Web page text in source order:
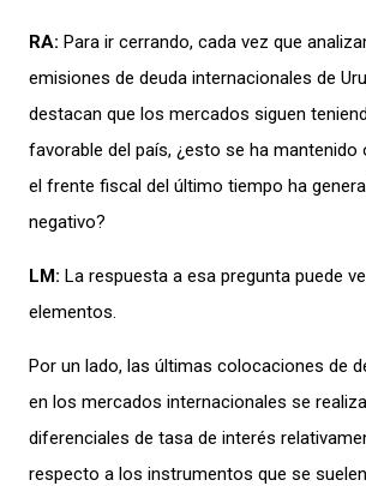
RA: Para ir cerrando, cada vez que
emisiones de deuda internacionales de
destacan que los mercados siguen
favorable del país, ¿esto se ha mantenido
el frente fiscal del último tiempo ha
negativo?
LM: La respuesta a esa pregunta puede
elementos.
Por un lado, las últimas colocaciones de
en los mercados internacionales se
diferenciales de tasa de interés
respecto a los instrumentos que se